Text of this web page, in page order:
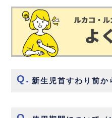
新生児首すわり前か